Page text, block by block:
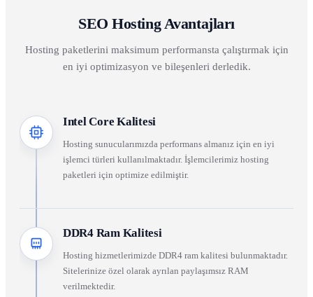
SEO Hosting Avantajları
Hosting paketlerini maksimum performansta çalıştırmak için
en iyi optimizasyon ve bileşenleri derledik.
Intel Core Kalitesi
Hosting sunucularımızda performans almanız için en iyi
işlemci türleri kullanılmaktadır. İşlemcilerimiz hosting
paketleri için optimize edilmiştir.
DDR4 Ram Kalitesi
Hosting hizmetlerimizde DDR4 ram kalitesi bulunmaktadır.
Sitelerinize özel olarak ayrılan paylaşımsız RAM
verilmektedir.